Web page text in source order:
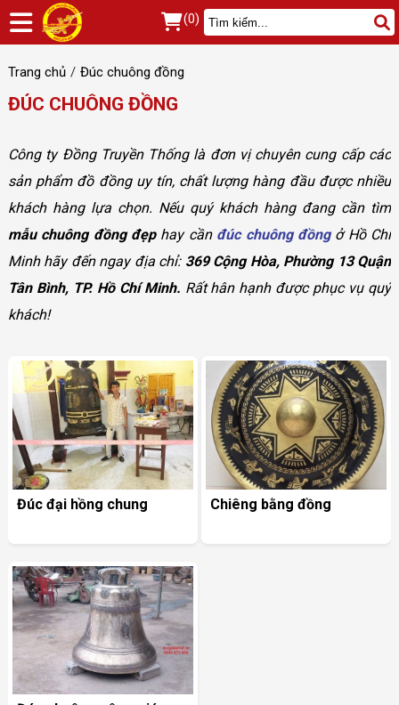
(0)
Trang chủ Đúc chuông đồng
ĐÚC CHUÔNG ĐỒNG
Công ty Đồng Truyền Thống là đơn vị chuyên cung cấp các
sản phẩm đồ đồng uy tín, chất lượng hàng đầu được nhiều
khách hàng lựa chọn. Nếu quý khách hàng đang cần tìm
mẫu chuông đồng đẹphay cần đúc chuông đồngở Hồ Chí
Minh hãy đến ngay địa chỉ: 369 Cộng Hòa, Phường 13 Quận
Tân Bình, TP. Hồ Chí Minh. Rất hân hạnh được phục vụ quý
khách!
Đúc đại hồng chung Chiêng bằng đồng